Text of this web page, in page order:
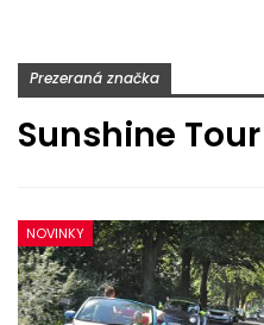
Prezeraná značka
Sunshine Tour
NOVINKY